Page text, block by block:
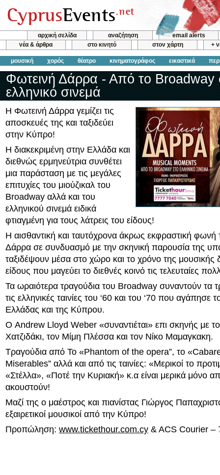
αρχική σελίδα αναζήτηση
email alerts
νέα & άρθρα
στο κινητό στον χάρτη +
μουσική χορός θέατρο κινηματογράφος εικαστικά
Φωτεινή Δάρρα - Από το Broadway
ελληνικό σινεμά
Η Φωτεινή Δάρρα γεμίζει τις
αποσκευές της και ταξιδεύει
στην Κύπρο!
Η διακεκριμένη στην Ελλάδα και
διεθνώς ερμηνεύτρια συνθέτει
μια παράσταση με τις μεγάλες
επιτυχίες του μιούζικαλ του
Broadway αλλά και του
ελληνικού σινεμά ειδικά
φτιαγμένη για τους λάτρεις του είδους!
Η αισθαντική και ταυτόχρονα άκρως εκφραστική φωνή
Δάρρα σε συνδυασμό με την σκηνική παρουσία της
ταξιδέψουν μέσα στο χώρο και το χρόνο της μουσικής
είδους που μαγεύει το διεθνές κοινό τις τελευταίες
Τα ωραιότερα τραγούδια του Broadway συναντούν τα
τις ελληνικές ταινίες του ‘60 και του ‘70 που αγάπησε
Ελλάδας και της Κύπρου.
Ο Andrew Lloyd Weber «συναντιέται» επι σκηνής με
Χατζιδάκι, τον Μίμη Πλέσσα και τον Νίκο Μαμαγκακη.
Τραγούδια από Το «Phantom of the opera”, το
Miserables” αλλά και από τις ταινίες: «Μερικοί το
«Στέλλα», «Ποτέ την Κυριακή» κ.α είναι μερικά μόνο
ακουστούν!
Μαζί της ο μαέστρος και πιανίστας Γιώργος
εξαιρετικοί μουσικοί από την Κύπρο!
Προπώληση: www.tickethour.com.cy & ACS Courier –